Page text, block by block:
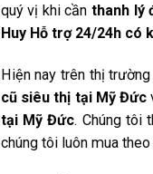
quý vị khi cần thanh lý
Huy Hỗ trợ 24/24h có
Hiện nay trên thị
cũ siêu thị tại Mỹ Đức
tại Mỹ Đức. Chúng tôi
chúng tôi luôn mua